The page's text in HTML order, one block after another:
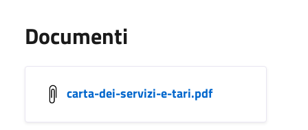
Documenti
carta-dei-servizi-e-tari.pdf